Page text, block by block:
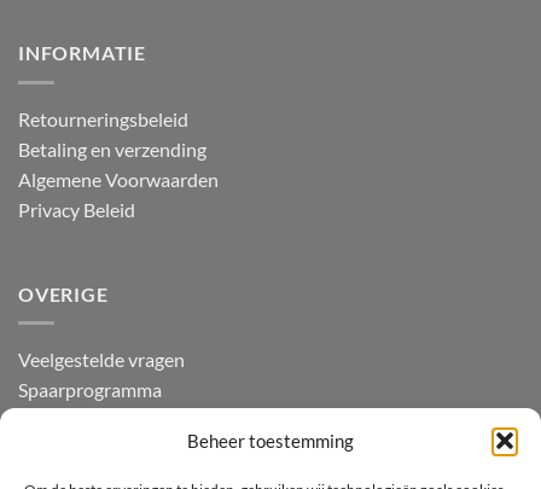
Beheer toestemming
INFORMATIE
Retourneringsbeleid
Betaling en verzending
Algemene Voorwaarden
Privacy Beleid
OVERIGE
Veelgestelde vragen
Spaarprogramma